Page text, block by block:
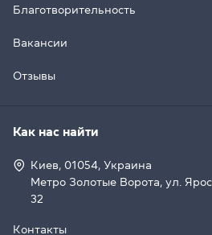
Благотворительность
Вакансии
Отзывы
Как нас найти
Киев, 01054, Украина
Метро Золотые Ворота, ул.
32
Контакты